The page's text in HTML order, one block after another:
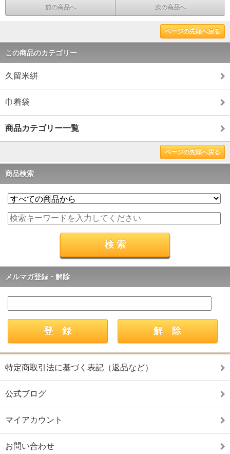
前の商品へ 次の商品へ
ページの先頭へ戻る
この商品のカテゴリー
久留米絣
巾着袋
商品カテゴリー一覧
ページの先頭へ戻る
商品検索
メルマガ登録・解除
特定商取引法に基づく表記（返品など）
公式ブログ
マイアカウント
お問い合わせ